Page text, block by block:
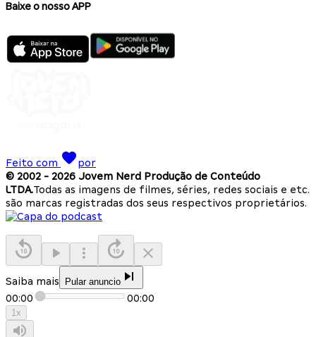
Baixe o nosso APP
Feito com
por
© 2002 - 2026 Jovem Nerd Produção de Conteúdo
LTDA.Todas as imagens de filmes, séries, redes sociais e etc.
são marcas registradas dos seus respectivos proprietários.
Saiba mais Pular anuncio
00:00 00:00
1x